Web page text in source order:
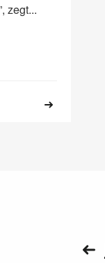
zegt...